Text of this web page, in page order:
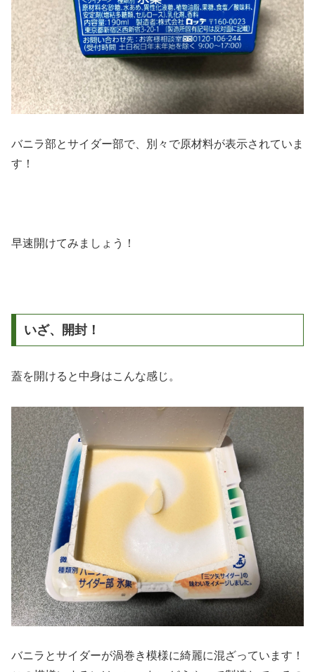
バニラ部とサイダー部で、別々で原材料が表示されていま
す！
早速開けてみましょう！
いざ、開封！
蓋を開けると中身はこんな感じ。
バニラとサイダーが渦巻き模様に綺麗に混ざっています！